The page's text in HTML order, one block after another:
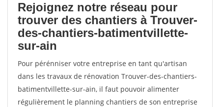
Rejoignez notre réseau pour
trouver des chantiers à Trouver-
des-chantiers-batimentvillette-
sur-ain
Pour pérénniser votre entreprise en tant qu'artisan
dans les travaux de rénovation Trouver-des-chantiers-
batimentvillette-sur-ain, il faut pouvoir alimenter
régulièrement le planning chantiers de son entreprise